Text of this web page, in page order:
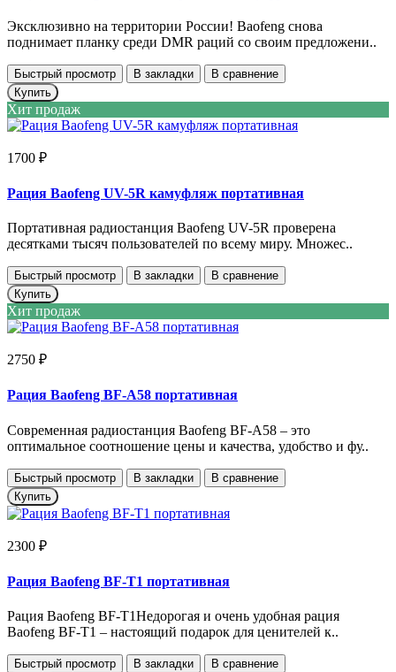
Эксклюзивно на территории России! Baofeng снова
поднимает планку среди DMR раций со своим предложени..
Быстрый просмотр В закладки
В сравнение
Купить
Хит продаж
1700 ₽
Рация Baofeng UV-5R камуфляж портативная
Портативная радиостанция Baofeng UV-5R проверена
десятками тысяч пользователей по всему миру. Множес..
Быстрый просмотр В закладки
В сравнение
Купить
Хит продаж
2750 ₽
Рация Baofeng BF-A58 портативная
Современная радиостанция Baofeng BF-A58 – это
оптимальное соотношение цены и качества, удобство и фу..
Быстрый просмотр В закладки
В сравнение
Купить
2300 ₽
Рация Baofeng BF-T1 портативная
Рация Baofeng BF-T1Недорогая и очень удобная рация
Baofeng BF-T1 – настоящий подарок для ценителей к..
Быстрый просмотр В закладки
В сравнение